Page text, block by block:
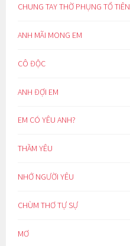
CHUNG TAY THỜ PHỤNG TỔ TIÊN
ANH MÃI MONG EM
CÔ ĐỘC
ANH ĐỢI EM
EM CÓ YÊU ANH?
THẦM YÊU
NHỚ NGƯỜI YÊU
CHÙM THƠ TỰ SỰ
MƠ